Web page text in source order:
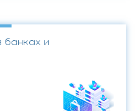
банках и